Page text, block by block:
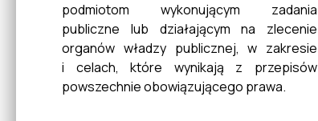
podmiotom wykonującym zadania
publiczne lub działającym na zlecenie
organów władzy publicznej, w zakresie
i celach, które wynikają z przepisów
powszechnie obowiązującego prawa.